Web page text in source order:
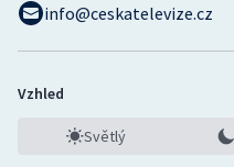
info@ceskatelevize.cz
Vzhled
Světlý